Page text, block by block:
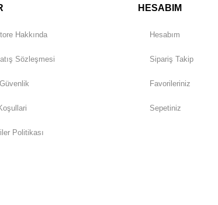
Hakkında
Sözleşmesi
Politikası
HESABIM
Hesabım
Sipariş Takip
Favorileriniz
Sepetiniz